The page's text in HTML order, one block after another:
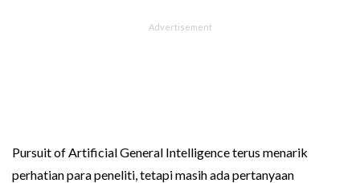
Pursuit of Artificial General Intelligence terus menarik
perhatian para peneliti, tetapi masih ada pertanyaan